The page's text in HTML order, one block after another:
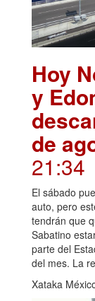
Hoy
y
de
21:34
El sábado
auto, pero
tendrán que
Sabatino
parte del
del mes. La re
Xataka